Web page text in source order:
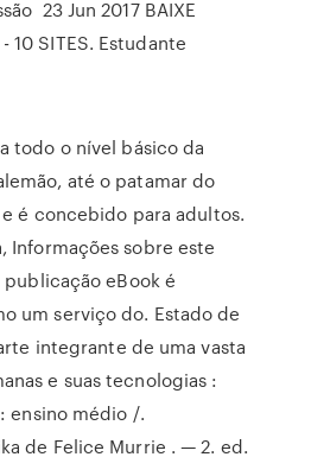
23 Jun 2017 BAIXE
10 SITES. Estudante
todo o nível básico da
até o patamar do
é concebido para adultos.
Informações sobre este
publicação eBook é
um serviço do. Estado de
integrante de uma vasta
e suas tecnologias :
ensino médio /.
de Felice Murrie . — 2. ed.